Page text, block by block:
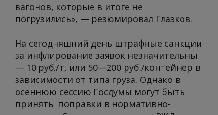
вагонов, которые в итоге не
погрузились», — резюмировал Глазков.
На сегодняшний день штрафные санкции
за инфлирование заявок незначительны
— 10 руб./т, или 50—200 руб./контейнер в
зависимости от типа груза. Однако в
осеннюю сессию Госдумы могут быть
приняты поправки в нормативно-